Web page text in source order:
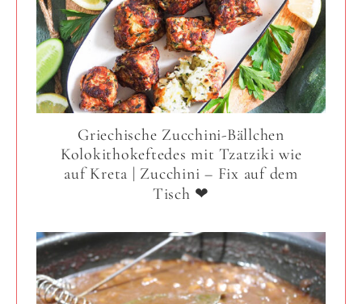
Griechische Zucchini-Bällchen
Kolokithokeftedes mit Tzatziki wie
auf Kreta | Zucchini – Fix auf dem
Tisch ❤